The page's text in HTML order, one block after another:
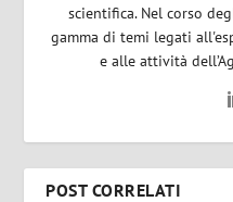
scientifica. Nel corso
gamma di temi legati
e alle attività
POST CORRELATI